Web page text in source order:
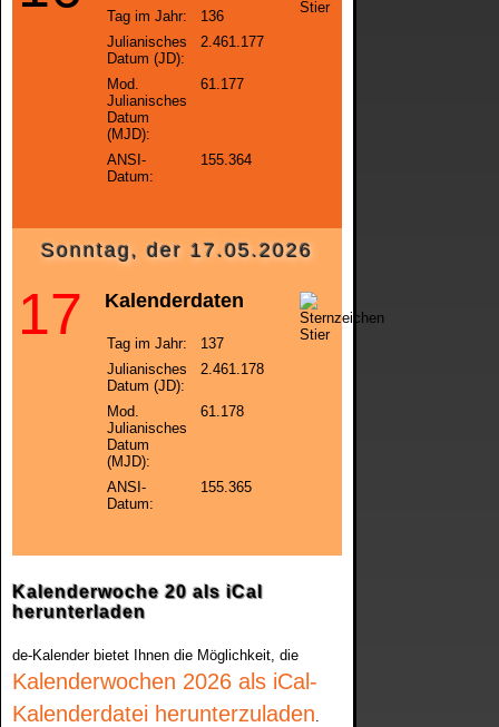
Tag im Jahr:
136
Julianisches
Datum (JD):
2.461.177
Mod.
Julianisches
Datum
(MJD):
61.177
ANSI-
Datum:
155.364
Sonntag, der 17.05.2026
17 Kalenderdaten
Tag im Jahr:
137
Julianisches
Datum (JD):
2.461.178
Mod.
Julianisches
Datum
(MJD):
61.178
ANSI-
Datum:
155.365
Kalenderwoche 20 als iCal
herunterladen
de-Kalender bietet Ihnen die Möglichkeit, die
Kalenderwochen 2026 als iCal-
Kalenderdatei herunterzuladen